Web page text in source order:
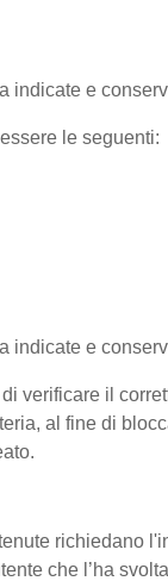
indicate e
le seguenti:
e
verificare il
al fine di
richiedano
che l’ha